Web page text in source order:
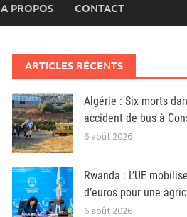
A PROPOS CONTACT
ARTICLES RÉCENTS
Algérie : Six morts
accident de bus à
6 août 2026
Rwanda : L’UE
d’euros pour une
6 août 2026